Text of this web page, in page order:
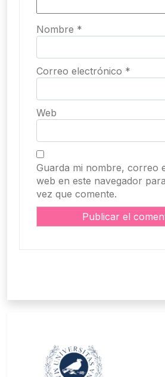
Nombre *
Correo electrónico *
Web
Guarda mi nombre, correo
web en este navegador
vez que comente.